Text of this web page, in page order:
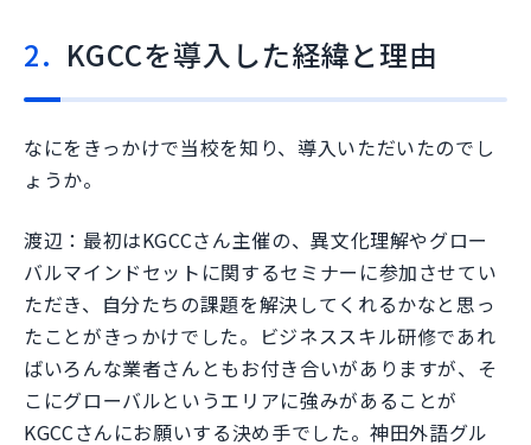
KGCCを導入した経緯と理由
なにをきっかけで当校を知り、導入いただいたのでし
ょうか。
渡辺：最初はKGCCさん主催の、異文化理解やグロー
バルマインドセットに関するセミナーに参加させてい
ただき、自分たちの課題を解決してくれるかなと思っ
たことがきっかけでした。ビジネススキル研修であれ
ばいろんな業者さんともお付き合いがありますが、そ
こにグローバルというエリアに強みがあることが
KGCCさんにお願いする決め手でした。神田外語グル